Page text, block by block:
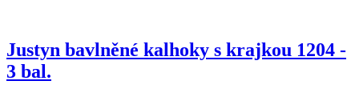
Justyn bavlněné kalhoky s krajkou 1204 -
3 bal.